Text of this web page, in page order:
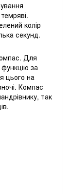
колір
секунд.
Для
функцію за
цього на
Компас
так